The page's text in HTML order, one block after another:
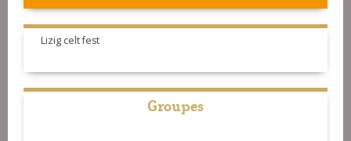
Lizig celt fest
Groupes